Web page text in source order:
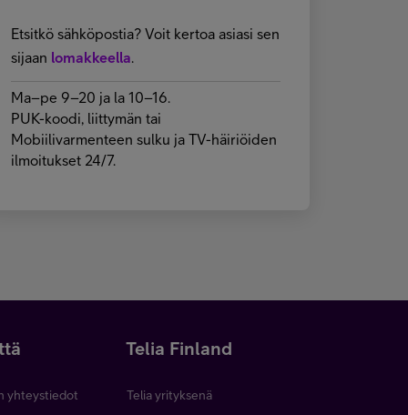
Etsitkö sähköpostia? Voit kertoa asiasi sen
sijaan lomakkeella.
Ma–pe 9–20 ja la 10–16.
PUK-koodi, liittymän tai
Mobiilivarmenteen sulku ja TV-häiriöiden
ilmoitukset 24/7.
yhteystiedot
Telia Finland
Telia yrityksenä